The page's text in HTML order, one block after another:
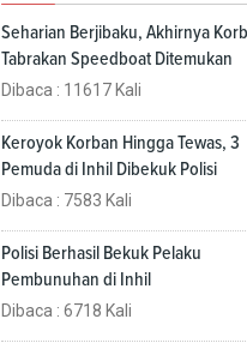
Seharian Berjibaku, Akhirnya
Tabrakan Speedboat Ditemukan
Dibaca : 11617 Kali
Keroyok Korban Hingga Tewas, 3
Pemuda di Inhil Dibekuk Polisi
Dibaca : 7583 Kali
Polisi Berhasil Bekuk Pelaku
Pembunuhan di Inhil
Dibaca : 6718 Kali